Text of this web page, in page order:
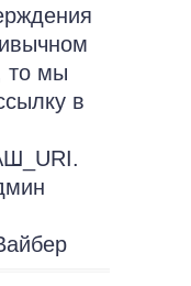
то мы
в